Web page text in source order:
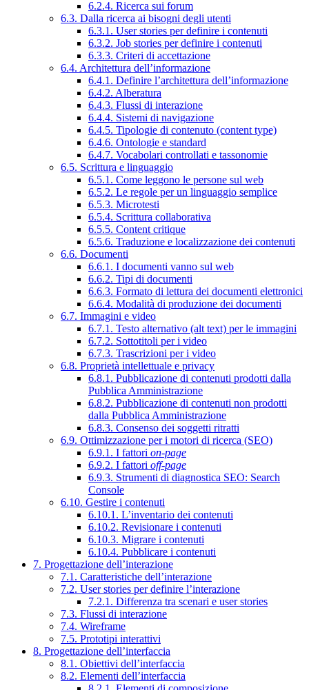
6.2.4. Ricerca sui forum
6.3. Dalla ricerca ai bisogni degli utenti
6.3.1. User stories per definire i contenuti
6.3.2. Job stories per definire i contenuti
6.3.3. Criteri di accettazione
6.4. Architettura dell’informazione
6.4.1. Definire l’architettura dell’informazione
6.4.2. Alberatura
6.4.3. Flussi di interazione
6.4.4. Sistemi di navigazione
6.4.5. Tipologie di contenuto (content type)
6.4.6. Ontologie e standard
6.4.7. Vocabolari controllati e tassonomie
6.5. Scrittura e linguaggio
6.5.1. Come leggono le persone sul web
6.5.2. Le regole per un linguaggio semplice
6.5.3. Microtesti
6.5.4. Scrittura collaborativa
6.5.5. Content critique
6.5.6. Traduzione e localizzazione dei contenuti
6.6. Documenti
6.6.1. I documenti vanno sul web
6.6.2. Tipi di documenti
6.6.3. Formato di lettura dei documenti elettronici
6.6.4. Modalità di produzione dei documenti
6.7. Immagini e video
6.7.1. Testo alternativo (alt text) per le immagini
6.7.2. Sottotitoli per i video
6.7.3. Trascrizioni per i video
6.8. Proprietà intellettuale e privacy
6.8.1. Pubblicazione di contenuti prodotti dalla
Pubblica Amministrazione
6.8.2. Pubblicazione di contenuti non prodotti
dalla Pubblica Amministrazione
6.8.3. Consenso dei soggetti ritratti
6.9. Ottimizzazione per i motori di ricerca (SEO)
6.9.1. I fattori on-page
6.9.2. I fattori off-page
6.9.3. Strumenti di diagnostica SEO: Search
Console
6.10. Gestire i contenuti
6.10.1. L’inventario dei contenuti
6.10.2. Revisionare i contenuti
6.10.3. Migrare i contenuti
6.10.4. Pubblicare i contenuti
7. Progettazione dell’interazione
7.1. Caratteristiche dell’interazione
7.2. User stories per definire l’interazione
7.2.1. Differenza tra scenari e user stories
7.3. Flussi di interazione
7.4. Wireframe
7.5. Prototipi interattivi
8. Progettazione dell’interfaccia
8.1. Obiettivi dell’interfaccia
8.2. Elementi dell’interfaccia